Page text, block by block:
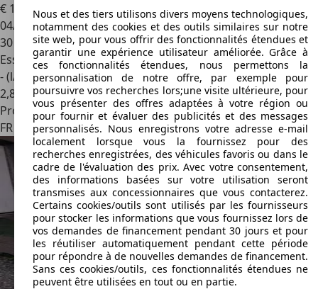
€ 1 590
04/2017
30 996 km
Essence
- (l/100 km)
2,8
Professionnel
FR 13200Arles
Nous et des tiers utilisons divers moyens technologiques,
notamment des cookies et des outils similaires sur notre
site web, pour vous offrir des fonctionnalités étendues et
garantir une expérience utilisateur améliorée. Grâce à
ces fonctionnalités étendues, nous permettons la
personnalisation de notre offre, par exemple pour
poursuivre vos recherches lors;une visite ultérieure, pour
vous présenter des offres adaptées à votre région ou
pour fournir et évaluer des publicités et des messages
personnalisés. Nous enregistrons votre adresse e-mail
localement lorsque vous la fournissez pour des
recherches enregistrées, des véhicules favoris ou dans le
cadre de l'évaluation des prix. Avec votre consentement,
des informations basées sur votre utilisation seront
transmises aux concessionnaires que vous contacterez.
Certains cookies/outils sont utilisés par les fournisseurs
pour stocker les informations que vous fournissez lors de
vos demandes de financement pendant 30 jours et pour
les réutiliser automatiquement pendant cette période
pour répondre à de nouvelles demandes de financement.
Sans ces cookies/outils, ces fonctionnalités étendues ne
peuvent être utilisées en tout ou en partie.